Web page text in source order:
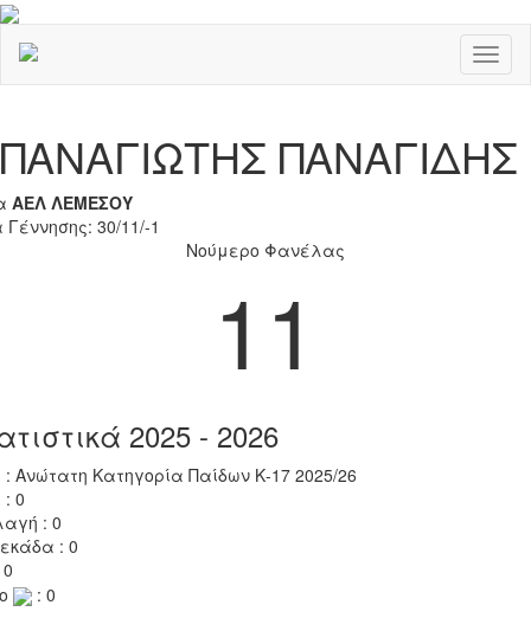
ΠΑΝΑΓΙΩΤΗΣ ΠΑΝΑΓΙΔΗΣ
ΑΕΛ ΛΕΜΕΣΟΥ
30/11/-1
Νούμερο Φανέλας
11
2025 - 2026
: Ανώτατη Κατηγορία Παίδων Κ-17 2025/26
: 0
: 0
: 0
: 0